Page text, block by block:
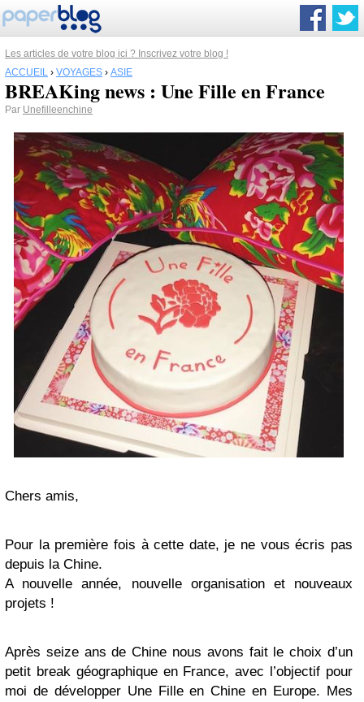
Les articles de votre blog ici ? Inscrivez votre blog !
ACCUEIL › VOYAGES › ASIE
BREAKing news : Une Fille en France
Par Unefilleenchine
Chers amis,
Pour la première fois à cette date, je ne vous écris pas
depuis la Chine.
A nouvelle année, nouvelle organisation et nouveaux
projets !
Après seize ans de Chine nous avons fait le choix d’un
petit break géographique en France, avec l’objectif pour
moi de développer Une Fille en Chine en Europe. Mes